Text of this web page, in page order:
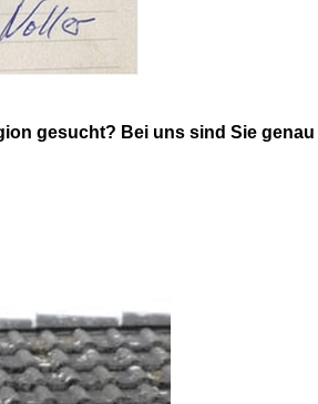
gesucht? Bei uns sind Sie